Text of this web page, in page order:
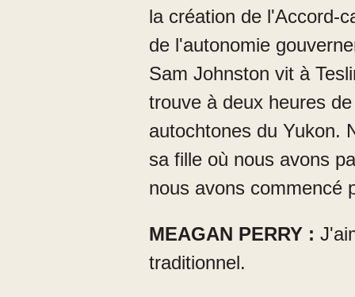
la création de l'Accord-
de l'autonomie
Sam Johnston vit à
trouve à deux heures
autochtones du Yukon.
sa fille où nous avons
nous avons
MEAGAN PERRY :
traditionnel.